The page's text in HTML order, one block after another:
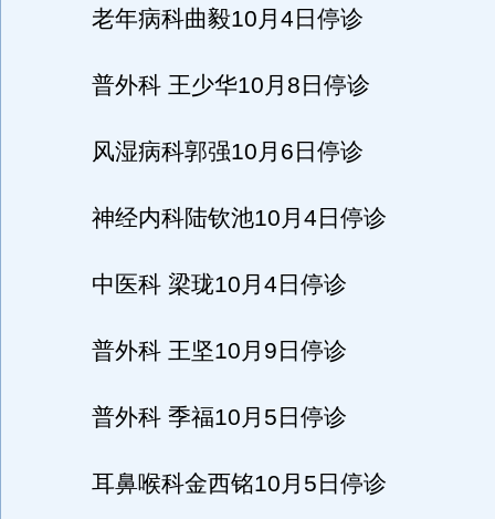
老年病科曲毅10月4日停诊
普外科 王少华10月8日停诊
风湿病科郭强10月6日停诊
神经内科陆钦池10月4日停诊
中医科 梁珑10月4日停诊
普外科 王坚10月9日停诊
普外科 季福10月5日停诊
耳鼻喉科金西铭10月5日停诊